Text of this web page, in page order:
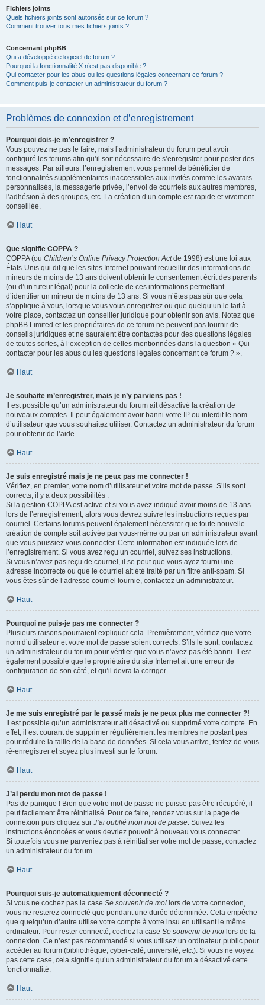
Fichiers joints
Quels fichiers joints sont autorisés sur ce forum ?
Comment trouver tous mes fichiers joints ?
Concernant phpBB
Qui a développé ce logiciel de forum ?
Pourquoi la fonctionnalité X n’est pas disponible ?
Qui contacter pour les abus ou les questions légales concernant ce forum ?
Comment puis-je contacter un administrateur du forum ?
Problèmes de connexion et d’enregistrement
Pourquoi dois-je m’enregistrer ?
Vous pouvez ne pas le faire, mais l’administrateur du forum peut avoir
configuré les forums afin qu’il soit nécessaire de s’enregistrer pour poster des
messages. Par ailleurs, l’enregistrement vous permet de bénéficier de
fonctionnalités supplémentaires inaccessibles aux invités comme les avatars
personnalisés, la messagerie privée, l’envoi de courriels aux autres membres,
l’adhésion à des groupes, etc. La création d’un compte est rapide et vivement
conseillée.
Haut
Que signifie COPPA ?
COPPA (ou Children’s Online Privacy Protection Actde 1998) est une loi aux
États-Unis qui dit que les sites Internet pouvant recueillir des informations de
mineurs de moins de 13 ans doivent obtenir le consentement écrit des parents
(ou d’un tuteur légal) pour la collecte de ces informations permettant
d’identifier un mineur de moins de 13 ans. Si vous n’êtes pas sûr que cela
s’applique à vous, lorsque vous vous enregistrez ou que quelqu’un le fait à
votre place, contactez un conseiller juridique pour obtenir son avis. Notez que
phpBB Limited et les propriétaires de ce forum ne peuvent pas fournir de
conseils juridiques et ne sauraient être contactés pour des questions légales
de toutes sortes, à l’exception de celles mentionnées dans la question « Qui
contacter pour les abus ou les questions légales concernant ce forum ? ».
Haut
Je souhaite m’enregistrer, mais je n’y parviens pas !
Il est possible qu’un administrateur du forum ait désactivé la création de
nouveaux comptes. Il peut également avoir banni votre IP ou interdit le nom
d’utilisateur que vous souhaitez utiliser. Contactez un administrateur du forum
pour obtenir de l’aide.
Haut
Je suis enregistré mais je ne peux pas me connecter !
Vérifiez, en premier, votre nom d’utilisateur et votre mot de passe. S’ils sont
corrects, il y a deux possibilités :
Si la gestion COPPA est active et si vous avez indiqué avoir moins de 13 ans
lors de l’enregistrement, alors vous devrez suivre les instructions reçues par
courriel. Certains forums peuvent également nécessiter que toute nouvelle
création de compte soit activée par vous-même ou par un administrateur avant
que vous puissiez vous connecter. Cette information est indiquée lors de
l’enregistrement. Si vous avez reçu un courriel, suivez ses instructions.
Si vous n’avez pas reçu de courriel, il se peut que vous ayez fourni une
adresse incorrecte ou que le courriel ait été traité par un filtre anti-spam. Si
vous êtes sûr de l’adresse courriel fournie, contactez un administrateur.
Haut
Pourquoi ne puis-je pas me connecter ?
Plusieurs raisons pourraient expliquer cela. Premièrement, vérifiez que votre
nom d’utilisateur et votre mot de passe soient corrects. S’ils le sont, contactez
un administrateur du forum pour vérifier que vous n’avez pas été banni. Il est
également possible que le propriétaire du site Internet ait une erreur de
configuration de son côté, et qu’il devra la corriger.
Haut
Je me suis enregistré par le passé mais je ne peux plus me connecter ?!
Il est possible qu’un administrateur ait désactivé ou supprimé votre compte. En
effet, il est courant de supprimer régulièrement les membres ne postant pas
pour réduire la taille de la base de données. Si cela vous arrive, tentez de vous
ré-enregistrer et soyez plus investi sur le forum.
Haut
J’ai perdu mon mot de passe !
Pas de panique ! Bien que votre mot de passe ne puisse pas être récupéré, il
peut facilement être réinitialisé. Pour ce faire, rendez vous sur la page de
connexion puis cliquez sur J’ai oublié mon mot de passe. Suivez les
instructions énoncées et vous devriez pouvoir à nouveau vous connecter.
Si toutefois vous ne parveniez pas à réinitialiser votre mot de passe, contactez
un administrateur du forum.
Haut
Pourquoi suis-je automatiquement déconnecté ?
Si vous ne cochez pas la case Se souvenir de moi lors de votre connexion,
vous ne resterez connecté que pendant une durée déterminée. Cela empêche
que quelqu’un d’autre utilise votre compte à votre insu en utilisant le même
ordinateur. Pour rester connecté, cochez la case Se souvenir de moi lors de la
connexion. Ce n’est pas recommandé si vous utilisez un ordinateur public pour
accéder au forum (bibliothèque, cyber-café, université, etc.). Si vous ne voyez
pas cette case, cela signifie qu’un administrateur du forum a désactivé cette
fonctionnalité.
Haut